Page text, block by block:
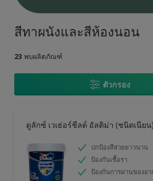
สีทาผนังและสีห้องนอน
23 พบผลิตภัณฑ์
ตัวกรอง
ดูลักซ์ เวเธ่อร์ชีลด์ อัลติม่า (ชนิดเนียน)
ปกป้องสีสวยยาวนาน
ป้องกันเชื้อรา
ป้องกันการผ่านของอ